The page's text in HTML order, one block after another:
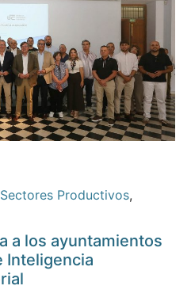
Productivos,
a los ayuntamientos
Inteligencia